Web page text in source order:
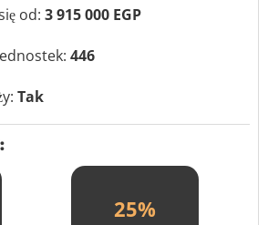
od: 3 915 000 EGP
446
Tak
25%